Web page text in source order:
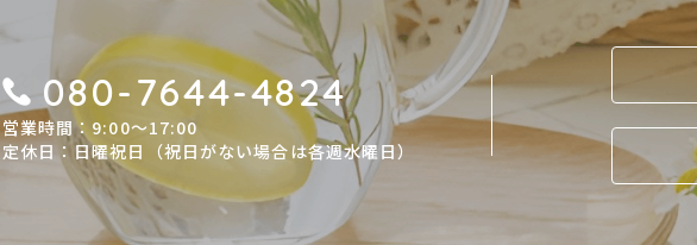
080-7644-4824
営業時間：9:00〜17:00
定休日：日曜祝日
（祝日がない場合は各週水曜日）